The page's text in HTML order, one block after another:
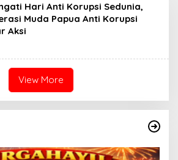
Hari Anti Korupsi Sedunia,
Muda Papua Anti Korupsi
Aksi
View More